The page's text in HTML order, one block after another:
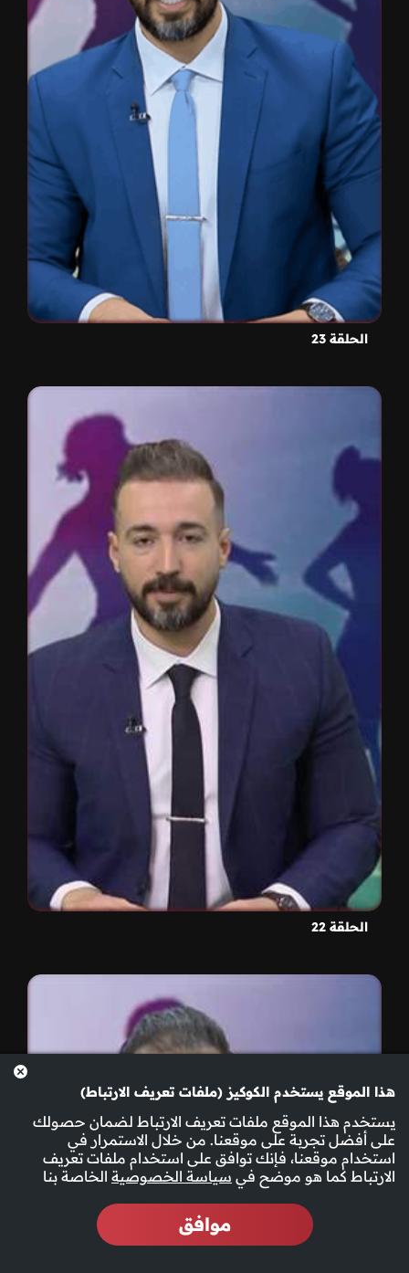
الحلقة 23
الحلقة 22
هذا الموقع يستخدم الكوكيز (ملفات تعريف الارتباط)
يستخدم هذا الموقع ملفات تعريف الارتباط لضمان حصولك
على أفضل تجربة على موقعنا. من خلال الاستمرار في
استخدام موقعنا، فإنك توافق على استخدام ملفات تعريف
الارتباط كما هو موضح في سياسة الخصوصية الخاصة بنا
موافق